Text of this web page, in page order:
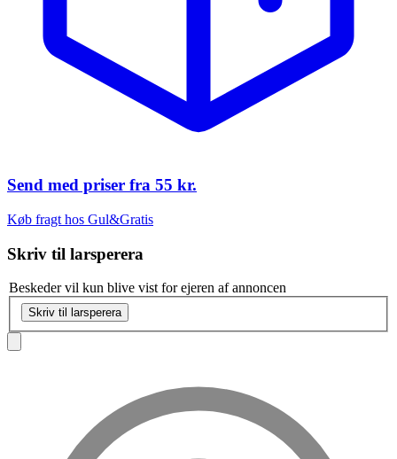
Send med priser fra 55 kr.
Køb fragt hos Gul&Gratis
Skriv til larsperera
Beskeder vil kun blive vist for ejeren af annoncen
Skriv til larsperera